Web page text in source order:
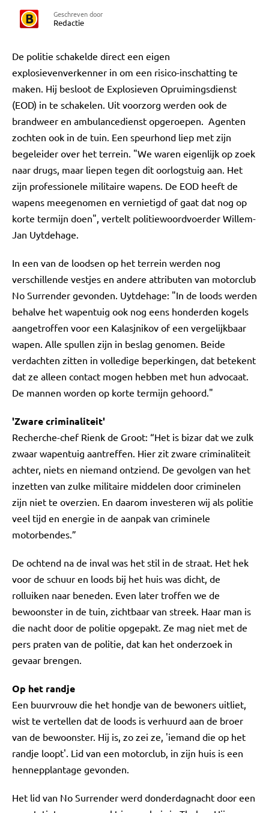
Geschreven door
Redactie
De politie schakelde direct een eigen
explosievenverkenner in om een risico-inschatting te
maken. Hij besloot de Explosieven Opruimingsdienst
(EOD) in te schakelen. Uit voorzorg werden ook de
brandweer en ambulancedienst opgeroepen. Agenten
zochten ook in de tuin. Een speurhond liep met zijn
begeleider over het terrein. "We waren eigenlijk op zoek
naar drugs, maar liepen tegen dit oorlogstuig aan. Het
zijn professionele militaire wapens. De EOD heeft de
wapens meegenomen en vernietigd of gaat dat nog op
korte termijn doen", vertelt politiewoordvoerder Willem-
Jan Uytdehage.
In een van de loodsen op het terrein werden nog
verschillende vestjes en andere attributen van motorclub
No Surrender gevonden. Uytdehage: "In de loods werden
behalve het wapentuig ook nog eens honderden kogels
aangetroffen voor een Kalasjnikov of een vergelijkbaar
wapen. Alle spullen zijn in beslag genomen. Beide
verdachten zitten in volledige beperkingen, dat betekent
dat ze alleen contact mogen hebben met hun advocaat.
De mannen worden op korte termijn gehoord."
'Zware criminaliteit'
Recherche-chef Rienk de Groot: “Het is bizar dat we zulk
zwaar wapentuig aantreffen. Hier zit zware criminaliteit
achter, niets en niemand ontziend. De gevolgen van het
inzetten van zulke militaire middelen door criminelen
zijn niet te overzien. En daarom investeren wij als politie
veel tijd en energie in de aanpak van criminele
motorbendes.”
De ochtend na de inval was het stil in de straat. Het hek
voor de schuur en loods bij het huis was dicht, de
rolluiken naar beneden. Even later troffen we de
bewoonster in de tuin, zichtbaar van streek. Haar man is
die nacht door de politie opgepakt. Ze mag niet met de
pers praten van de politie, dat kan het onderzoek in
gevaar brengen.
Op het randje
Een buurvrouw die het hondje van de bewoners uitliet,
wist te vertellen dat de loods is verhuurd aan de broer
van de bewoonster. Hij is, zo zei ze, 'iemand die op het
randje loopt'. Lid van een motorclub, in zijn huis is een
hennepplantage gevonden.
Het lid van No Surrender werd donderdagnacht door een